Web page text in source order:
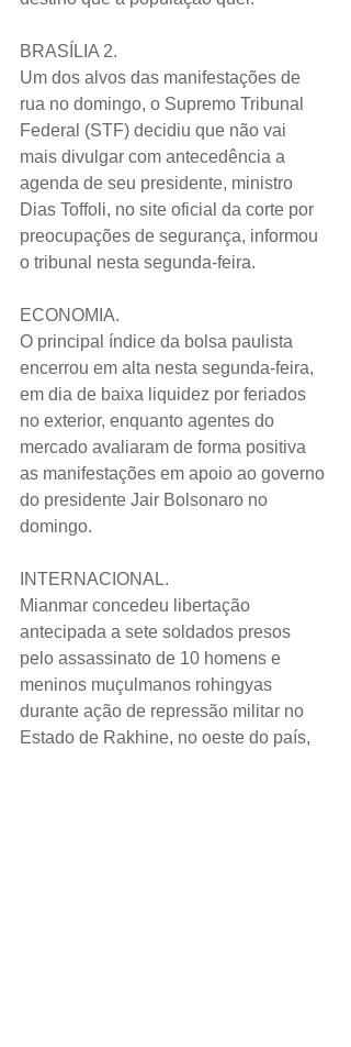
BRASÍLIA 2.
Um dos alvos das manifestações de
rua no domingo, o Supremo Tribunal
Federal (STF) decidiu que não vai
mais divulgar com antecedência a
agenda de seu presidente, ministro
Dias Toffoli, no site oficial da corte por
preocupações de segurança, informou
o tribunal nesta segunda-feira.
ECONOMIA.
O principal índice da bolsa paulista
encerrou em alta nesta segunda-feira,
em dia de baixa liquidez por feriados
no exterior, enquanto agentes do
mercado avaliaram de forma positiva
as manifestações em apoio ao governo
do presidente Jair Bolsonaro no
domingo.
INTERNACIONAL.
Mianmar concedeu libertação
antecipada a sete soldados presos
pelo assassinato de 10 homens e
meninos muçulmanos rohingyas
durante ação de repressão militar no
Estado de Rakhine, no oeste do país,